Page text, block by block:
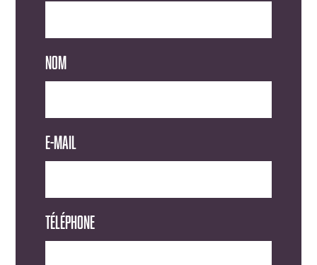
Nom
E-mail
Téléphone